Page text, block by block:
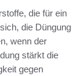
die für ein
die Düngung
wenn der
stärkt die
gegen